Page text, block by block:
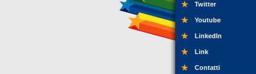
Twitter
Youtube
LinkedIn
Link
Contatti